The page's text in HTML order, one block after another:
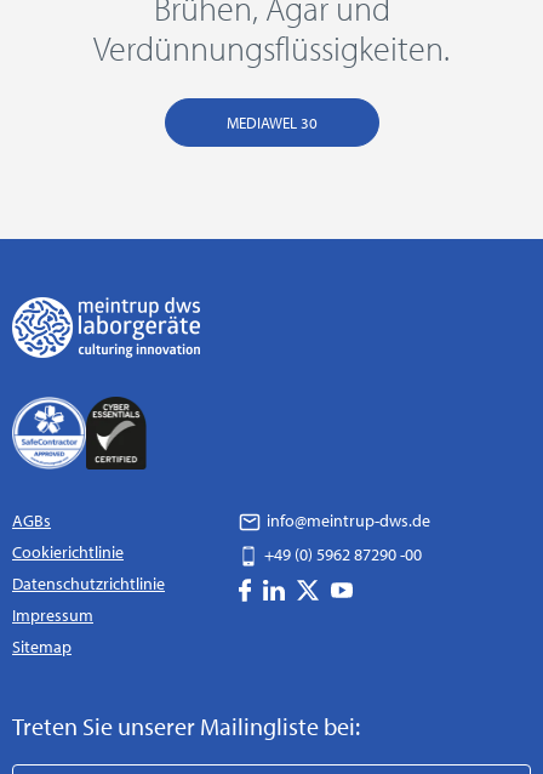
Verdünnungsflüssigkeiten.
MEDIAWEL 30
AGBs
Cookierichtlinie
Datenschutzrichtlinie
Impressum
Sitemap
info@meintrup-dws.de
+49 (0) 5962 87290 -00
Treten Sie unserer Mailingliste bei: